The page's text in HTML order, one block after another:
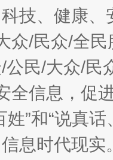
技、健康
众/民众/全
公民/大众/民
全信息，促
姓”和“说真
息时代现实